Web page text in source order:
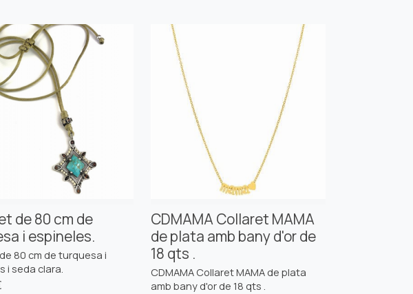
de 80 cm de
i espineles.
80 cm de turquesa i
i seda clara.
CDMAMA Collaret MAMA
de plata amb bany d'or de
18 qts .
CDMAMA Collaret MAMA de plata
amb bany d'or de 18 qts .